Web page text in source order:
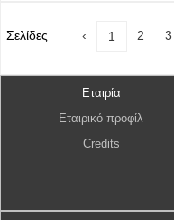
Σελίδες ‹ 1 2 3
Εταιρία
Εταιρικό προφίλ
Credits